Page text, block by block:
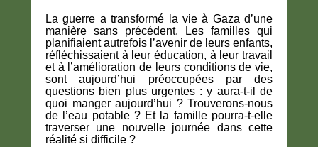
La guerre a transformé la vie à Gaza d’une
manière sans précédent. Les familles qui
planifiaient autrefois l’avenir de leurs enfants,
réfléchissaient à leur éducation, à leur travail
et à l’amélioration de leurs conditions de vie,
sont aujourd’hui préoccupées par des
questions bien plus urgentes : y aura-t-il de
quoi manger aujourd’hui ? Trouverons-nous
de l’eau potable ? Et la famille pourra-t-elle
traverser une nouvelle journée dans cette
réalité si difficile ?